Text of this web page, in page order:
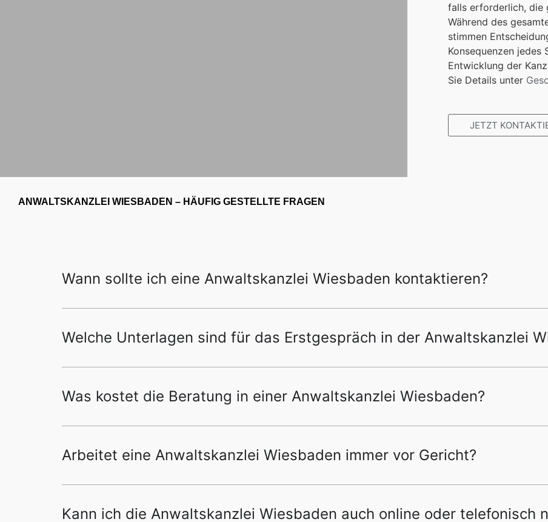
falls erforderlich, die
Während des
stimmen
Konsequenzen jedes
Entwicklung der
Sie Details unter
JETZT
ANWALTSKANZLEI WIESBADEN – HÄUFIG GESTELLTE FRAGEN
Wann sollte ich eine Anwaltskanzlei Wiesbaden kontaktieren?
Welche Unterlagen sind für das Erstgespräch in der Anwaltskanzlei
Was kostet die Beratung in einer Anwaltskanzlei Wiesbaden?
Arbeitet eine Anwaltskanzlei Wiesbaden immer vor Gericht?
Kann ich die Anwaltskanzlei Wiesbaden auch online oder telefonisch